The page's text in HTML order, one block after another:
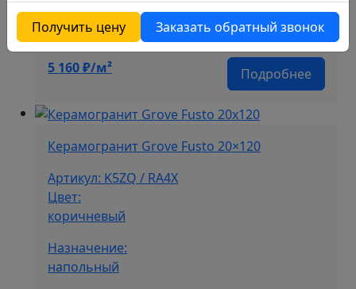
Ragno Marazzi
Подробнее
5 160₽/м²
Керамогранит Grove Fusto 20×120
Артикул: K5ZQ / RA4X
Цвет:
коричневый
Назначение:
напольный
Получить цену Заказать обратный звонок